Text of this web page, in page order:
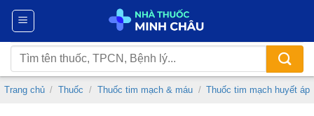
Chuyển
nội
dung
Tìm
kiếm:
Trang chủ / Thuốc / Thuốc tim mạch & máu / Thuốc tim mạch huyết áp